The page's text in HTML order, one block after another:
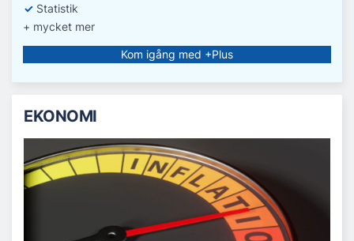
✓ Statistik
+ mycket mer
Kom igång med +Plus
EKONOMI